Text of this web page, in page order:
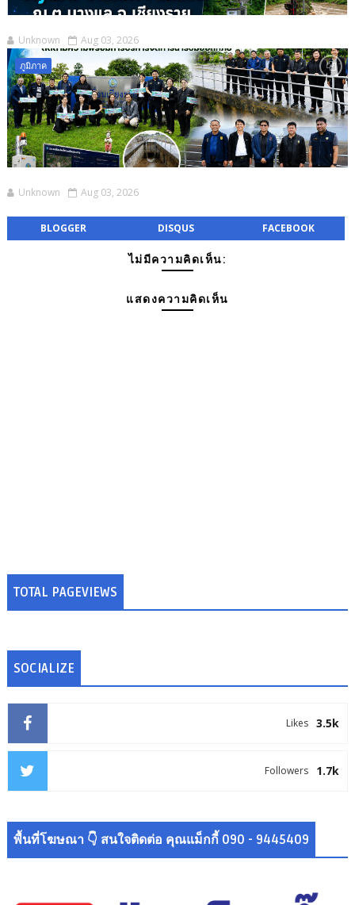
Unknown Aug 03, 2026
ภูมิภาค
Unknown Aug 03, 2026
BLOGGER DISQUS FACEBOOK
ไม่มีความคิดเห็น:
แสดงความคิดเห็น
TOTAL PAGEVIEWS
SOCIALIZE
3.5k
Likes
1.7k
Followers
พื้นที่โฆษณา 👇 สนใจติดต่อ คุณแม็กกี้ 090 - 9445409